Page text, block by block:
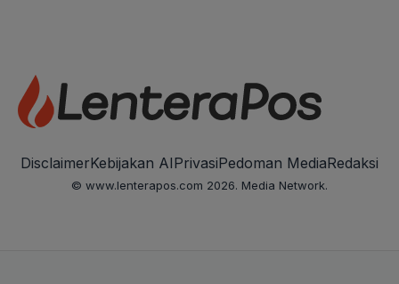
DisclaimerKebijakan AIPrivasiPedoman MediaRedaksi
© www.lenterapos.com 2026. Media Network.